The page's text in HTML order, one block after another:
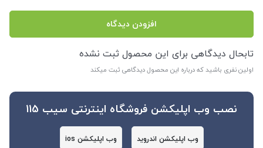
افزودن دیدگاه
تابحال دیدگاهی برای این محصول ثبت نشده
اولین نفری باشید که درباره این محصول دیدگاهی ثبت میکند
نصب وب اپلیکشن فروشگاه اینترنتی سیب 115
وب اپلیکشن اندروید وب اپلیکشن ios